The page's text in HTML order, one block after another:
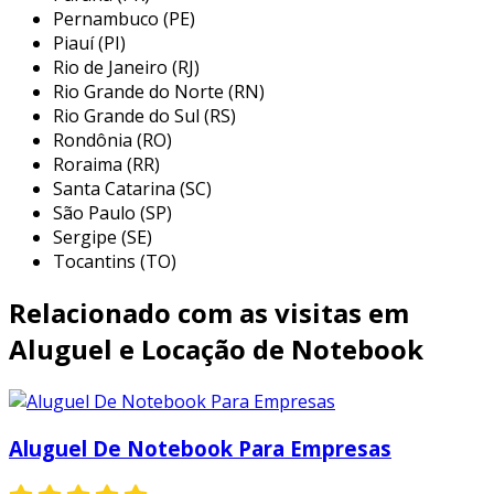
necessidades, como por exemplo:
eventos corporativos:
conferências, feiras e workshops, a
locação de notebooks garante que todos
os participantes tenham acesso à
tecnologia necessária, sem a necessidade
de transportar equipamentos próprios.
treinamentos e capacitações:
podem alugar notebooks para grupos de
facilitando o aprendizado com
equipamentos adequados.
projeções e apresentações:
profissionais que precisam fazer
podem alugar notebooks que atendam as
Pernambuco (PE)
Piauí (PI)
Rio de Janeiro (RJ)
Rio Grande do Norte (RN)
Rio Grande do Sul (RS)
Rondônia (RO)
Roraima (RR)
Santa Catarina (SC)
São Paulo (SP)
Sergipe (SE)
Tocantins (TO)
Relacionado com as visitas em
Aluguel e Locação de Notebook
Aluguel De Notebook Para Empresas